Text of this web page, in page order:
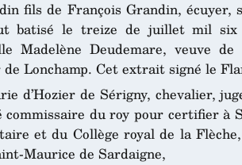
fils de François Grandin, écuyer,
batisé le treize de juillet mil six
Madelène Deudemare, veuve
Lonchamp. Cet extrait signé le
d’Hozier de Sérigny, chevalier,
du roy pour certifier à
et du Collège royal de la
Maurice de Sardaigne,